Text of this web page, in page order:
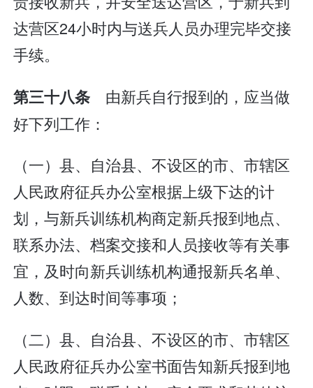
达营区24小时内与送兵人员办理完毕交接
手续。
第三十八条 由新兵自行报到的，应当做
好下列工作：
（一）县、自治县、不设区的市、市辖区
人民政府征兵办公室根据上级下达的计
划，与新兵训练机构商定新兵报到地点、
联系办法、档案交接和人员接收等有关事
宜，及时向新兵训练机构通报新兵名单、
人数、到达时间等事项；
（二）县、自治县、不设区的市、市辖区
人民政府征兵办公室书面告知新兵报到地